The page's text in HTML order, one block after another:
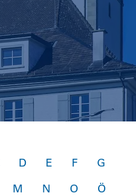
D E F
G
M N O
Ö